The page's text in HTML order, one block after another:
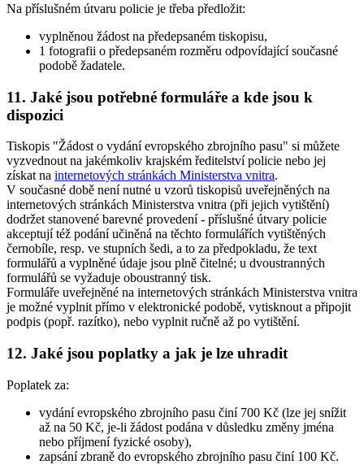
Na příslušném útvaru policie je třeba předložit:
vyplněnou žádost na předepsaném tiskopisu,
1 fotografii o předepsaném rozměru odpovídající současné
podobě žadatele.
11. Jaké jsou potřebné formuláře a kde jsou k
dispozici
Tiskopis "Žádost o vydání evropského zbrojního pasu" si můžete
vyzvednout na jakémkoliv krajském ředitelství policie nebo jej
získat na internetových stránkách Ministerstva vnitra.
V současné době není nutné u vzorů tiskopisů uveřejněných na
internetových stránkách Ministerstva vnitra (při jejich vytištění)
dodržet stanovené barevné provedení - příslušné útvary policie
akceptují též podání učiněná na těchto formulářích vytištěných
černobíle, resp. ve stupních šedi, a to za předpokladu, že text
formulářů a vyplněné údaje jsou plně čitelné; u dvoustranných
formulářů se vyžaduje oboustranný tisk.
Formuláře uveřejněné na internetových stránkách Ministerstva vnitra
je možné vyplnit přímo v elektronické podobě, vytisknout a připojit
podpis (popř. razítko), nebo vyplnit ručně až po vytištění.
12. Jaké jsou poplatky a jak je lze uhradit
Poplatek za:
vydání evropského zbrojního pasu činí 700 Kč (lze jej snížit
až na 50 Kč, je-li žádost podána v důsledku změny jména
nebo příjmení fyzické osoby),
zapsání zbraně do evropského zbrojního pasu činí 100 Kč.